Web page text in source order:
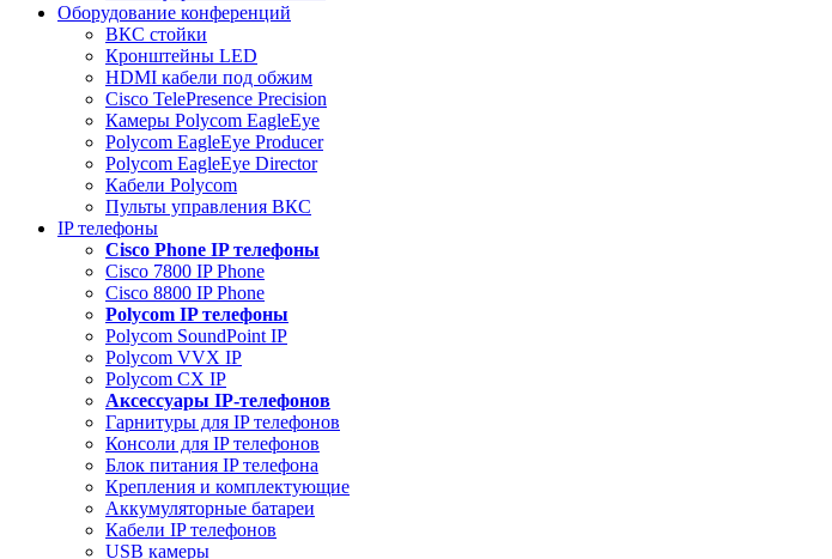
Оборудование конференций
ВКС стойки
Кронштейны LED
HDMI кабели под обжим
Cisco TelePresence Precision
Камеры Polycom EagleEye
Polycom EagleEye Producer
Polycom EagleEye Director
Кабели Polycom
Пульты управления ВКС
IP телефоны
Сisco Phone IP телефоны
Cisco 7800 IP Phone
Cisco 8800 IP Phone
Polycom IP телефоны
Polycom SoundPoint IP
Polycom VVX IP
Polycom CX IP
Аксессуары IP-телефонов
Гарнитуры для IP телефонов
Консоли для IP телефонов
Блок питания IP телефона
Крепления и комплектующие
Аккумуляторные батареи
Кабели IP телефонов
USB камеры